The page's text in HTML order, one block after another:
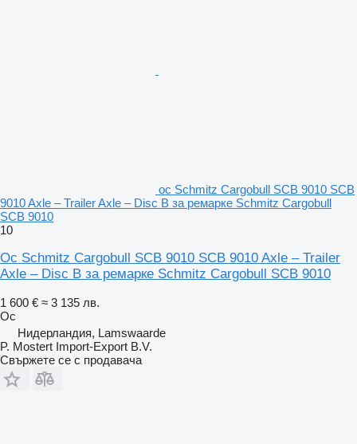
ос Schmitz Cargobull SCB 9010 SCB
9010 Axle – Trailer Axle – Disc B за ремарке Schmitz Cargobull
SCB 9010
10
Ос Schmitz Cargobull SCB 9010 SCB 9010 Axle – Trailer
Axle – Disc B за ремарке Schmitz Cargobull SCB 9010
1 600 € ≈ 3 135 лв.
Ос
Нидерландия, Lamswaarde
P. Mostert Import-Export B.V.
Свържете се с продавача